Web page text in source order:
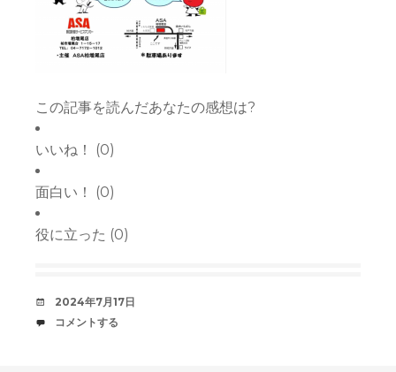
この記事を読んだあなたの感想は?
いいね！ (0)
面白い！ (0)
役に立った (0)
デ
ー
2024年7月17日
コ
コメントする